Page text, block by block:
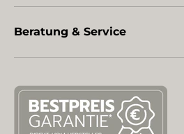
Beratung & Service